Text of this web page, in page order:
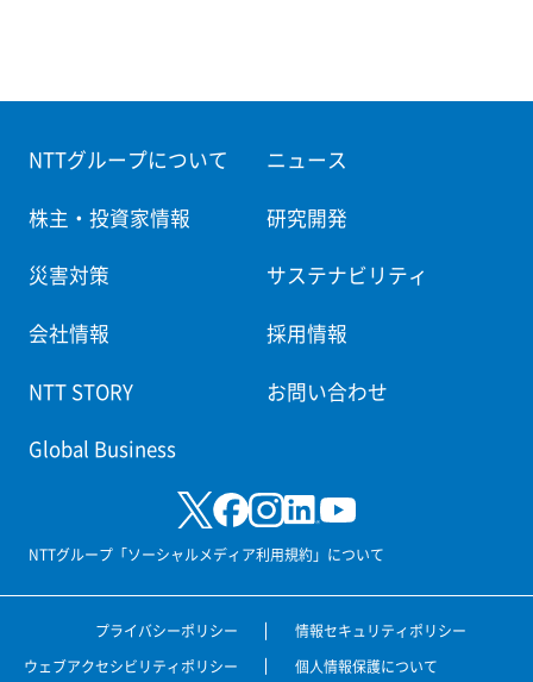
NTTグループについて ニュース
株主・投資家情報 研究開発
災害対策 サステナビリティ
会社情報 採用情報
NTT STORY お問い合わせ
Global Business
NTTグループ「ソーシャルメディア利用規約」について
プライバシーポリシー
情報セキュリティポリシー
ウェブアクセシビリティポリシー
個人情報保護について